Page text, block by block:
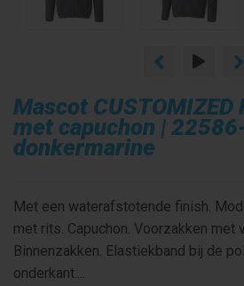
Mascot
met capuchon |
donkermarine
Met een waterafstotende finish.
met rits. Capuchon. Voorzakken met
Binnenzakken. Elastiekband bij de
onderkant....